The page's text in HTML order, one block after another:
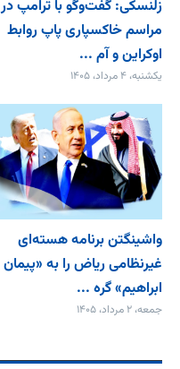
زلنسکی: گفت‌وگو با ترامپ در
مراسم خاکسپاری پاپ روابط
اوکراین و آم ...
یکشنبه، ۴ مرداد، ۱۴۰۵
واشینگتن برنامه هسته‌ای
غیرنظامی ریاض را به «پیمان‌
ابراهیم» گره ...
جمعه، ۲ مرداد، ۱۴۰۵